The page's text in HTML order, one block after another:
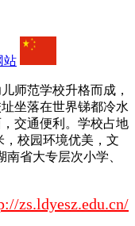
站
师范学校升格而成，
坐落在世界锑都冷水
交通便利。学校占地
，校园环境优美，文
省大专层次小学、
zs.ldyesz.edu.cn/